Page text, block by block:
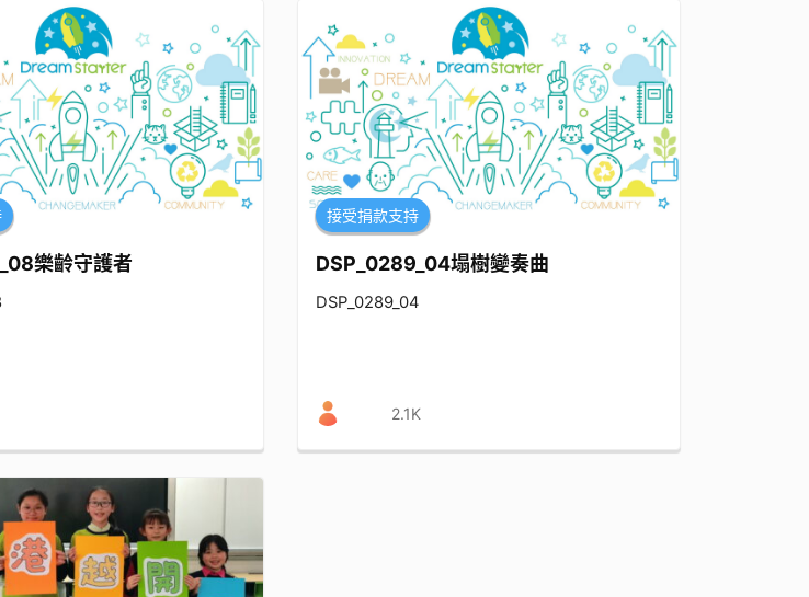
樂齡守護者
接受捐款支持
DSP_0289_04塌樹變奏曲
DSP_0289_04
2.1K